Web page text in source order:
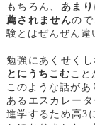
もちろん、 あま
薦されませんの
験とはぜんぜん違
勉強にあくせくし
とにうちこむこと
このような話があ
あるエスカレー
進学するため高3